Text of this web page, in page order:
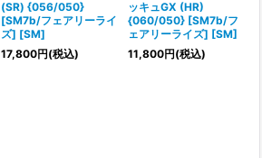
(SR) {056/050}
[SM7b/フェアリーライ
ズ] [SM]
17,800円(税込)
ッキュGX (HR)
{060/050} [SM7b/フ
ェアリーライズ] [SM]
11,800円(税込)